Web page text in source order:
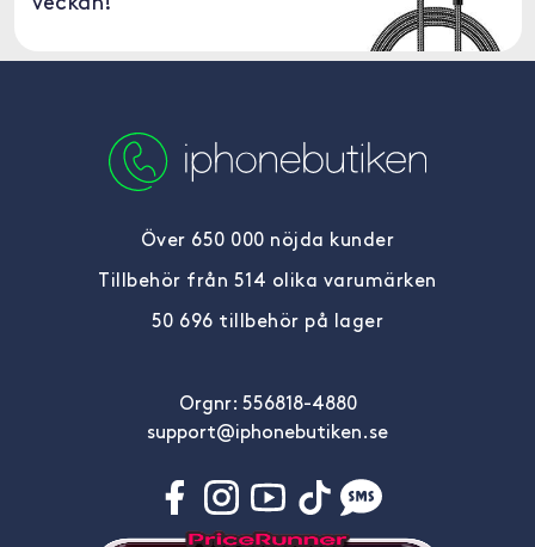
Över 650 000 nöjda kunder
Tillbehör från 514 olika varumärken
50 696 tillbehör på lager
Orgnr: 556818-4880
support@iphonebutiken.se